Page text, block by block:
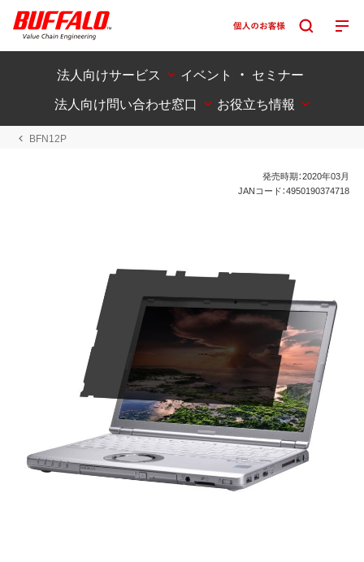
法人向けサービス
イベント ・ セミナー
法人向け問い合わせ窓口
お役立ち情報
BFN12P
発売時期：2020年03月
JANコード：4950190374718